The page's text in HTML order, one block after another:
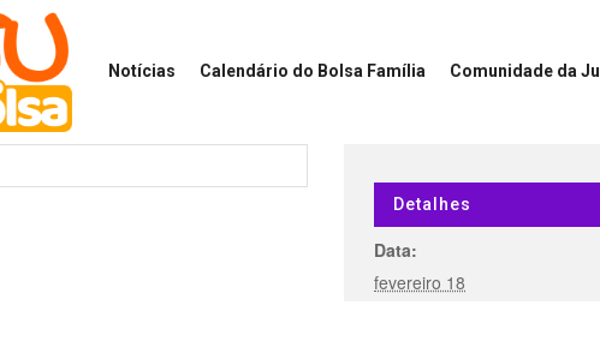
Notícias Calendário do Bolsa Família Comunidade da Ju
Detalhes
Data:
fevereiro 18